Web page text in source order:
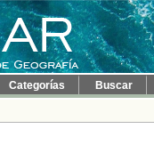
Categorías Buscar